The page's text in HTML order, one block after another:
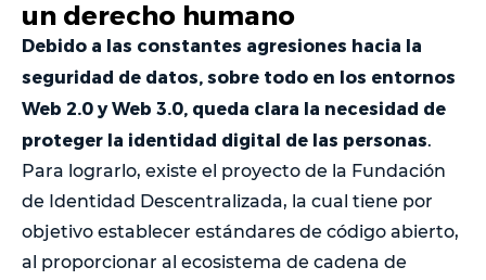
un derecho humano
Debido a las constantes agresiones hacia la
seguridad de datos, sobre todo en los entornos
Web 2.0 y Web 3.0, queda clara la necesidad de
proteger la identidad digital de las personas.
Para lograrlo, existe el proyecto de la Fundación
de Identidad Descentralizada, la cual tiene por
objetivo establecer estándares de código abierto,
al proporcionar al ecosistema de cadena de